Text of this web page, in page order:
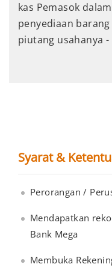
kas Pemasok
penyediaan
piutang usahanya -
Syarat &
Perorangan /
Mendapatkan
Bank Mega
Membuka